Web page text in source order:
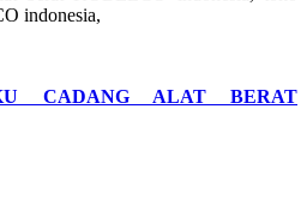
indonesia,
CADANG ALAT BERAT